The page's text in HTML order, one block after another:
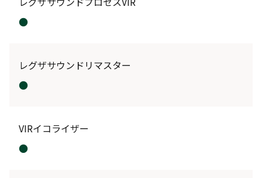
●
レグザサウンドリマスター
●
VIRイコライザー
●